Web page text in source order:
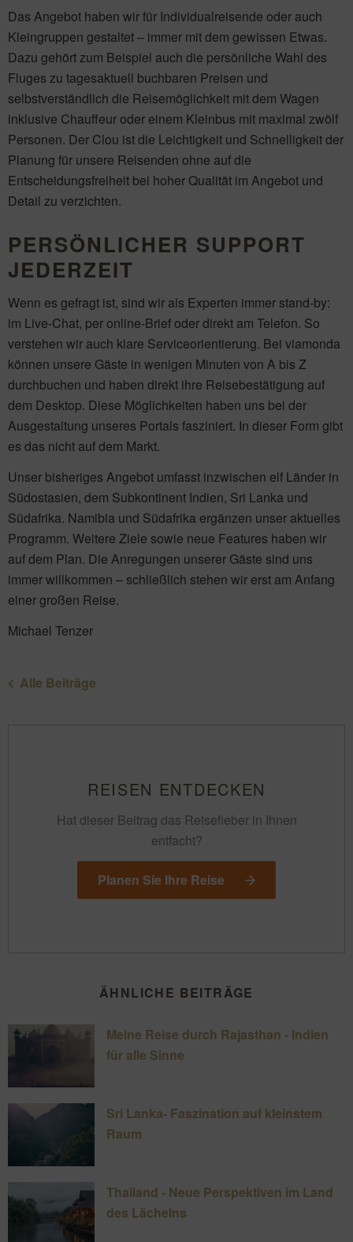
Das Angebot haben wir für Individualreisende oder auch
Kleingruppen gestaltet – immer mit dem gewissen Etwas.
Dazu gehört zum Beispiel auch die persönliche Wahl des
Fluges zu tagesaktuell buchbaren Preisen und
selbstverständlich die Reisemöglichkeit mit dem Wagen
inklusive Chauffeur oder einem Kleinbus mit maximal zwölf
Personen. Der Clou ist die Leichtigkeit und Schnelligkeit der
Planung für unsere Reisenden ohne auf die
Entscheidungsfreiheit bei hoher Qualität im Angebot und
Detail zu verzichten.
PERSÖNLICHER SUPPORT
JEDERZEIT
Wenn es gefragt ist, sind wir als Experten immer stand-by:
im Live-Chat, per online-Brief oder direkt am Telefon. So
verstehen wir auch klare Serviceorientierung. Bei viamonda
können unsere Gäste in wenigen Minuten von A bis Z
durchbuchen und haben direkt ihre Reisebestätigung auf
dem Desktop. Diese Möglichkeiten haben uns bei der
Ausgestaltung unseres Portals fasziniert. In dieser Form gibt
es das nicht auf dem Markt.
Unser bisheriges Angebot umfasst inzwischen elf Länder in
Südostasien, dem Subkontinent Indien, Sri Lanka und
Südafrika. Namibia und Südafrika ergänzen unser aktuelles
Programm. Weitere Ziele sowie neue Features haben wir
auf dem Plan. Die Anregungen unserer Gäste sind uns
immer willkommen – schließlich stehen wir erst am Anfang
einer großen Reise.
Michael Tenzer
Alle Beiträge
REISEN ENTDECKEN
Hat dieser Beitrag das Reisefieber in Ihnen
entfacht?
Planen Sie Ihre Reise
ÄHNLICHE BEITRÄGE
Meine Reise durch Rajasthan - Indien
für alle Sinne
Sri Lanka- Faszination auf kleinstem
Raum
Thailand - Neue Perspektiven im Land
des Lächelns